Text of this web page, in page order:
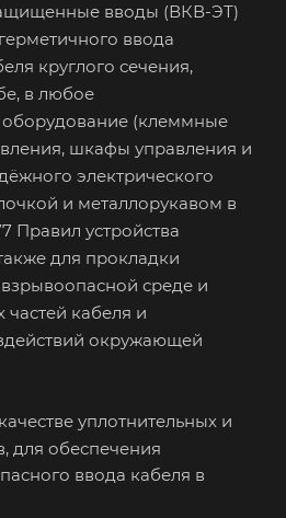
вводы (ВКВ-ЭТ)
ввода
круглого сечения,
в любое
(клеммные
шкафы управления и
электрического
и металлорукавом в
Правил устройства
для прокладки
среде и
кабеля и
окружающей
уплотнительных и
для обеспечения
ввода кабеля в